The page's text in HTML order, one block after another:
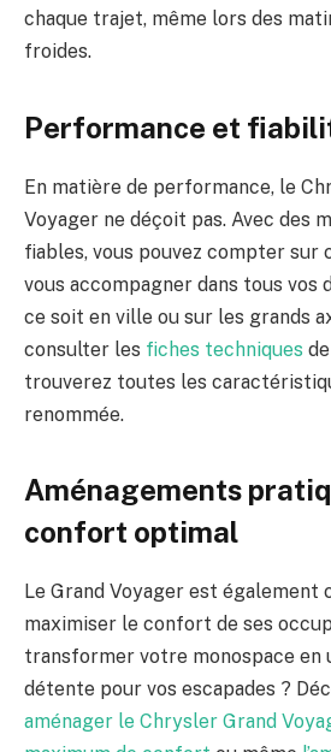
chaque trajet, même lors des
froides.
Performance et
En matière de performance, le
Voyager ne déçoit pas. Avec des
fiables, vous pouvez compter sur
vous accompagner dans tous vos
ce soit en ville ou sur les grands
consulter les fiches techniques
trouverez toutes les
renommée.
Aménagements
confort optimal
Le Grand Voyager est également
maximiser le confort de ses
transformer votre monospace en
détente pour vos escapades ?
aménager le Chrysler Grand